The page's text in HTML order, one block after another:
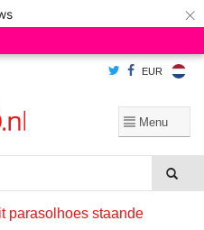
×
EUR
parasolhoes staande
verbeteren. Is dat akkoord?
Ja